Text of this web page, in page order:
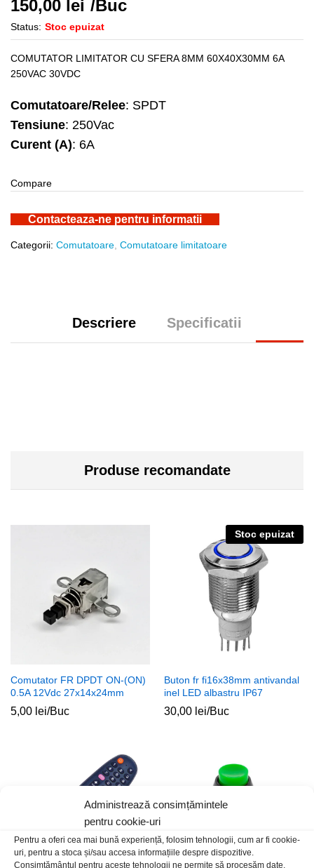
Administrează consimțămintele
pentru cookie-uri
Pentru a oferi cea mai bună experiență, folosim tehnologii, cum ar fi cookie-
uri, pentru a stoca și/sau accesa informațiile despre dispozitive.
Consimțământul pentru aceste tehnologii ne permite să procesăm date,
150,00 lei /Buc
Status: Stoc epuizat
COMUTATOR LIMITATOR CU SFERA 8MM 60X40X30MM 6A
250VAC 30VDC
Comutatoare/Relee: SPDT
Tensiune: 250Vac
Curent (A): 6A
Compare
Contacteaza-ne pentru informatii
Categorii: Comutatoare Comutatoare limitatoare
Descriere Specificatii
Produse recomandate
Comutator FR DPDT ON-(ON)
0.5A 12Vdc 27x14x24mm
5,00 lei/Buc
Stoc epuizat
Buton fr fi16x38mm antivandal
inel LED albastru IP67
30,00 lei/Buc